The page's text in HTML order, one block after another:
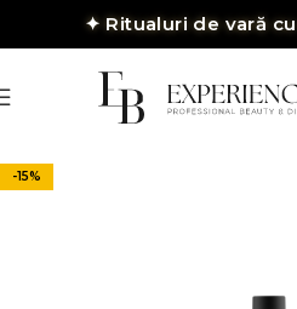
✦ Ritualuri de vară cu
-15%